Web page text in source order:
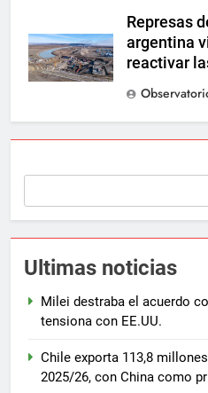
Represas
argentina
reactivar
Ultimas noticias
Milei destraba el acuerdo
tensiona con EE.UU.
Chile exporta 113,8
2025/26, con China como